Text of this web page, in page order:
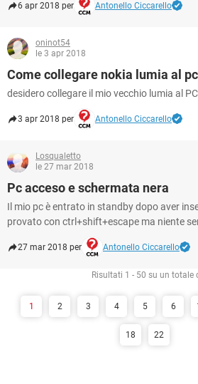
6 apr 2018 per Antonello Ciccarello
oninot54
le 3 apr 2018
Come collegare nokia lumia al pc
desidero collegare il mio vecchio lumia al
3 apr 2018 per Antonello Ciccarello
Losqualetto
le 27 mar 2018
Pc acceso e schermata nera
Il mio pc è entrato in standby dopo aver
provato con ctrl+shift+escape ma niente
27 mar 2018 per Antonello Ciccarello
Risultati 1 - 50 su un totale
1 2 3 4 5 6
18 22